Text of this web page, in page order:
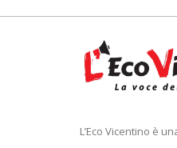
L’Eco Vicentino è